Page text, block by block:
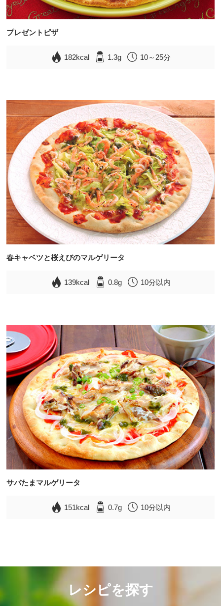
プレゼントピザ
182kcal 1.3g 10～25分
春キャベツと桜えびのマルゲリータ
139kcal 0.8g 10分以内
サバたまマルゲリータ
151kcal 0.7g 10分以内
レシピを探す